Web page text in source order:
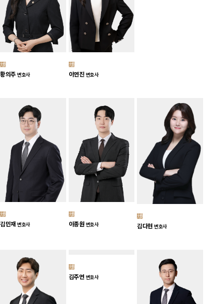
황의주변호사 이연진 변호사
김민재 변호사 이종원변호사 김다현 변호사
김주연 변호사